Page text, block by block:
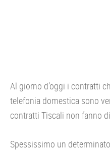
Al giorno d’oggi i contratti
telefonia domestica sono
contratti Tiscali non fanno
Spessissimo un